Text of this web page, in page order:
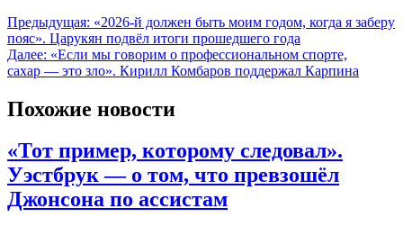
Предыдущая: «2026-й должен быть моим годом, когда я заберу
пояс». Царукян подвёл итоги прошедшего года
Далее: «Если мы говорим о профессиональном спорте,
сахар — это зло». Кирилл Комбаров поддержал Карпина
Похожие новости
«Тот пример, которому следовал».
Уэстбрук — о том, что превзошёл
Джонсона по ассистам